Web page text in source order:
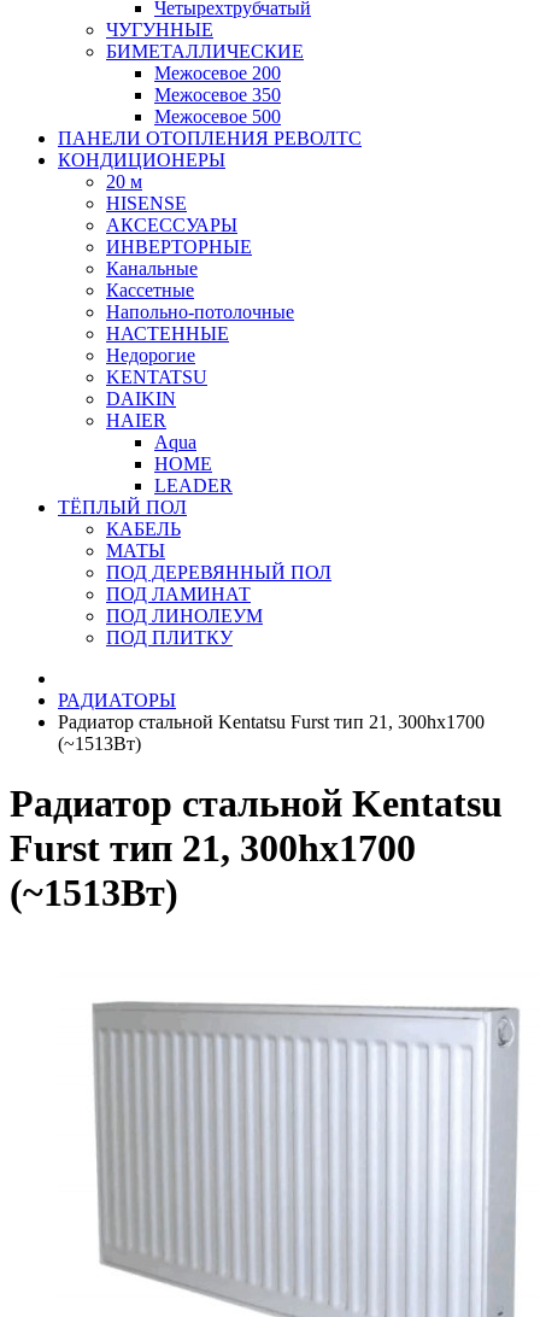
Четырехтрубчатый
ЧУГУННЫЕ
БИМЕТАЛЛИЧЕСКИЕ
Межосевое 200
Межосевое 350
Межосевое 500
ПАНЕЛИ ОТОПЛЕНИЯ РЕВОЛТС
КОНДИЦИОНЕРЫ
20 м
HISENSE
АКСЕССУАРЫ
ИНВЕРТОРНЫЕ
Канальные
Кассетные
Напольно-потолочные
НАСТЕННЫЕ
Недорогие
KENTATSU
DAIKIN
HAIER
Aqua
HOME
LEADER
ТЁПЛЫЙ ПОЛ
КАБЕЛЬ
МАТЫ
ПОД ДЕРЕВЯННЫЙ ПОЛ
ПОД ЛАМИНАТ
ПОД ЛИНОЛЕУМ
ПОД ПЛИТКУ
РАДИАТОРЫ
Радиатор стальной Kentatsu Furst тип 21, 300hх1700
(~1513Вт)
Радиатор стальной Kentatsu
Furst тип 21, 300hх1700
(~1513Вт)